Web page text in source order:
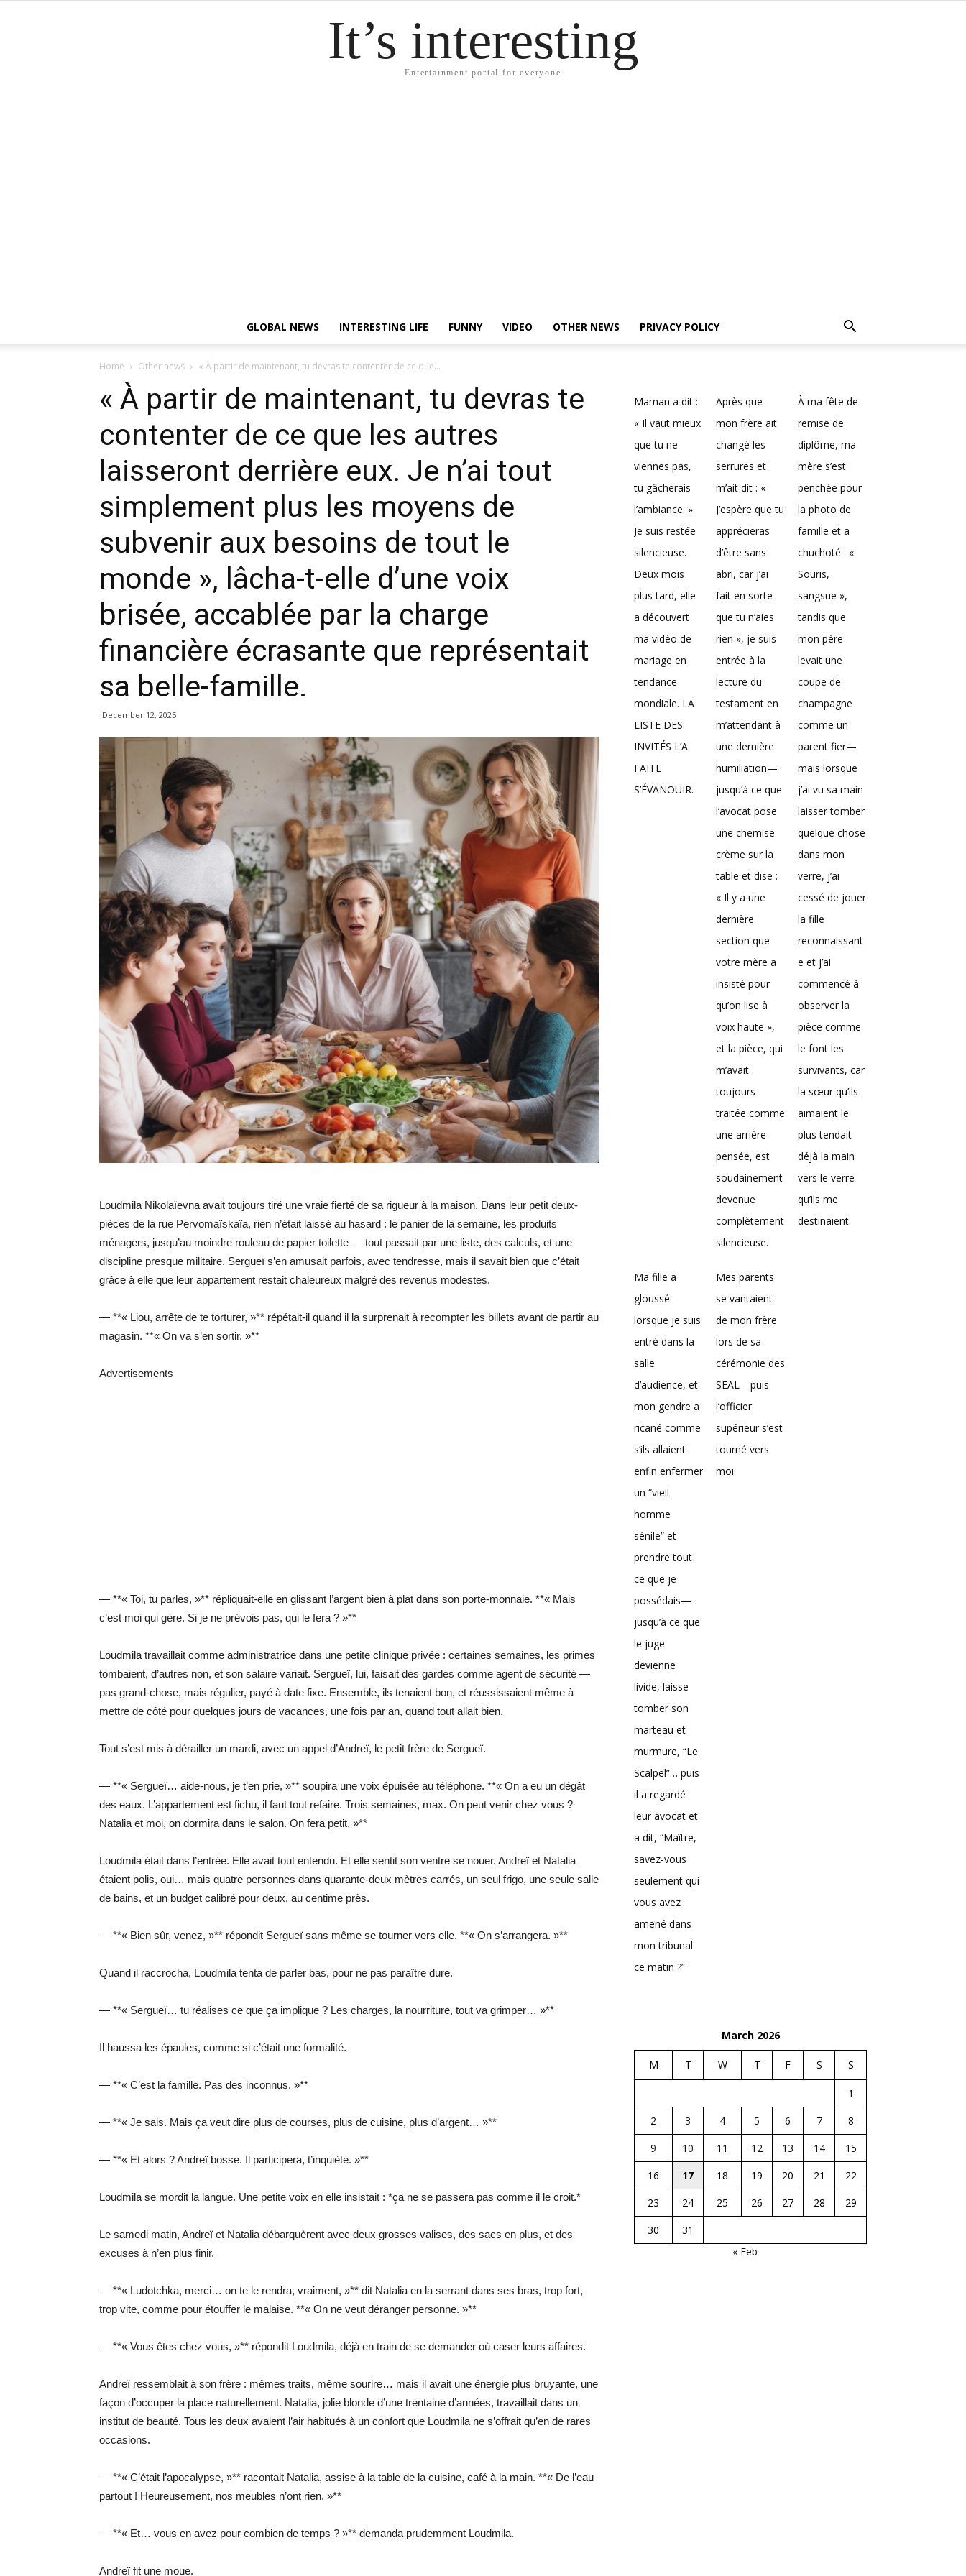
It’s interesting
Entertainment portal for everyone
GLOBAL NEWS INTERESTING LIFE FUNNY VIDEO OTHER NEWS PRIVACY POLICY
Home Other news « À partir de maintenant, tu devras te contenter de ce que...
« À partir de maintenant, tu devras te
contenter de ce que les autres
laisseront derrière eux. Je n’ai tout
simplement plus les moyens de
subvenir aux besoins de tout le
monde », lâcha-t-elle d’une voix
brisée, accablée par la charge
financière écrasante que représentait
sa belle-famille.
December 12, 2025
Loudmila Nikolaïevna avait toujours tiré une vraie fierté de sa rigueur à la maison. Dans leur petit deux-
pièces de la rue Pervomaïskaïa, rien n’était laissé au hasard : le panier de la semaine, les produits
ménagers, jusqu’au moindre rouleau de papier toilette — tout passait par une liste, des calculs, et une
discipline presque militaire. Sergueï s’en amusait parfois, avec tendresse, mais il savait bien que c’était
grâce à elle que leur appartement restait chaleureux malgré des revenus modestes.
— **« Liou, arrête de te torturer, »** répétait-il quand il la surprenait à recompter les billets avant de partir au
magasin. **« On va s’en sortir. »**
Advertisements
— **« Toi, tu parles, »** répliquait-elle en glissant l’argent bien à plat dans son porte-monnaie. **« Mais
c’est moi qui gère. Si je ne prévois pas, qui le fera ? »**
Loudmila travaillait comme administratrice dans une petite clinique privée : certaines semaines, les primes
tombaient, d’autres non, et son salaire variait. Sergueï, lui, faisait des gardes comme agent de sécurité —
pas grand-chose, mais régulier, payé à date fixe. Ensemble, ils tenaient bon, et réussissaient même à
mettre de côté pour quelques jours de vacances, une fois par an, quand tout allait bien.
Tout s’est mis à dérailler un mardi, avec un appel d’Andreï, le petit frère de Sergueï.
— **« Sergueï… aide-nous, je t’en prie, »** soupira une voix épuisée au téléphone. **« On a eu un dégât
des eaux. L’appartement est fichu, il faut tout refaire. Trois semaines, max. On peut venir chez vous ?
Natalia et moi, on dormira dans le salon. On fera petit. »**
Loudmila était dans l’entrée. Elle avait tout entendu. Et elle sentit son ventre se nouer. Andreï et Natalia
étaient polis, oui… mais quatre personnes dans quarante-deux mètres carrés, un seul frigo, une seule salle
de bains, et un budget calibré pour deux, au centime près.
— **« Bien sûr, venez, »** répondit Sergueï sans même se tourner vers elle. **« On s’arrangera. »**
Quand il raccrocha, Loudmila tenta de parler bas, pour ne pas paraître dure.
— **« Sergueï… tu réalises ce que ça implique ? Les charges, la nourriture, tout va grimper… »**
Il haussa les épaules, comme si c’était une formalité.
— **« C’est la famille. Pas des inconnus. »**
— **« Je sais. Mais ça veut dire plus de courses, plus de cuisine, plus d’argent… »**
— **« Et alors ? Andreï bosse. Il participera, t’inquiète. »**
Loudmila se mordit la langue. Une petite voix en elle insistait : *ça ne se passera pas comme il le croit.*
Le samedi matin, Andreï et Natalia débarquèrent avec deux grosses valises, des sacs en plus, et des
excuses à n’en plus finir.
— **« Ludotchka, merci… on te le rendra, vraiment, »** dit Natalia en la serrant dans ses bras, trop fort,
trop vite, comme pour étouffer le malaise. **« On ne veut déranger personne. »**
— **« Vous êtes chez vous, »** répondit Loudmila, déjà en train de se demander où caser leurs affaires.
Andreï ressemblait à son frère : mêmes traits, même sourire… mais il avait une énergie plus bruyante, une
façon d’occuper la place naturellement. Natalia, jolie blonde d’une trentaine d’années, travaillait dans un
institut de beauté. Tous les deux avaient l’air habitués à un confort que Loudmila ne s’offrait qu’en de rares
occasions.
— **« C’était l’apocalypse, »** racontait Natalia, assise à la table de la cuisine, café à la main. **« De l’eau
partout ! Heureusement, nos meubles n’ont rien. »**
— **« Et… vous en avez pour combien de temps ? »** demanda prudemment Loudmila.
Andreï fit une moue.
Maman a dit :
« Il vaut mieux
que tu ne
viennes pas,
tu gâcherais
l’ambiance. »
Je suis restée
silencieuse.
Deux mois
plus tard, elle
a découvert
ma vidéo de
mariage en
tendance
mondiale. LA
LISTE DES
INVITÉS L’A
FAITE
S’ÉVANOUIR.
Après que
mon frère ait
changé les
serrures et
m’ait dit : «
J’espère que tu
apprécieras
d’être sans
abri, car j’ai
fait en sorte
que tu n’aies
rien », je suis
entrée à la
lecture du
testament en
m’attendant à
une dernière
humiliation—
jusqu’à ce que
l’avocat pose
une chemise
crème sur la
table et dise :
« Il y a une
dernière
section que
votre mère a
insisté pour
qu’on lise à
voix haute »,
et la pièce, qui
m’avait
toujours
traitée comme
une arrière-
pensée, est
soudainement
devenue
complètement
silencieuse.
À ma fête de
remise de
diplôme, ma
mère s’est
penchée pour
la photo de
famille et a
chuchoté : «
Souris,
sangsue »,
tandis que
mon père
levait une
coupe de
champagne
comme un
parent fier—
mais lorsque
j’ai vu sa main
laisser tomber
quelque chose
dans mon
verre, j’ai
cessé de jouer
la fille
reconnaissant
e et j’ai
commencé à
observer la
pièce comme
le font les
survivants, car
la sœur qu’ils
aimaient le
plus tendait
déjà la main
vers le verre
qu’ils me
destinaient.
Ma fille a
gloussé
lorsque je suis
entré dans la
salle
d’audience, et
mon gendre a
ricané comme
s’ils allaient
enfin enfermer
un “vieil
homme
sénile” et
prendre tout
ce que je
possédais—
jusqu’à ce que
le juge
devienne
livide, laisse
tomber son
marteau et
murmure, “Le
Scalpel”… puis
il a regardé
leur avocat et
a dit, “Maître,
savez-vous
seulement qui
vous avez
amené dans
mon tribunal
ce matin ?”
Mes parents
se vantaient
de mon frère
lors de sa
cérémonie des
SEAL—puis
l’officier
supérieur s’est
tourné vers
moi
March 2026
M T W T F S S
1
2
3 4 5 6 7
8
9
10 11 12 13 14
15
16
17 18 19 20 21
22
23
24 25 26 27 28
29
30
31
« Feb